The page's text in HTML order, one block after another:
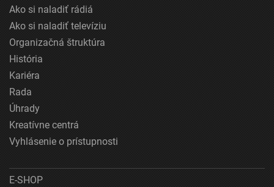
Ako si naladiť rádiá
Ako si naladiť televíziu
Organizačná štruktúra
História
Kariéra
Rada
Úhrady
Kreatívne centrá
Vyhlásenie o prístupnosti
E-SHOP